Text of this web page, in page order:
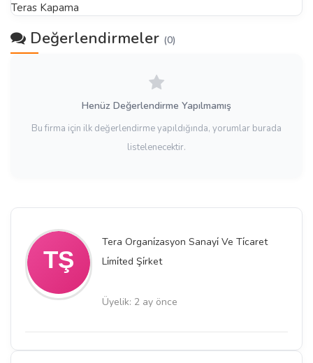
Tera Organi̇zasyon Sanayi̇ Ve Ti̇caret
Li̇mi̇ted Şi̇rket
Üyelik: 2 ay önce
Teras Kapama
Değerlendirmeler (0)
Henüz Değerlendirme Yapılmamış
Bu firma için ilk değerlendirme yapıldığında, yorumlar burada
listelenecektir.